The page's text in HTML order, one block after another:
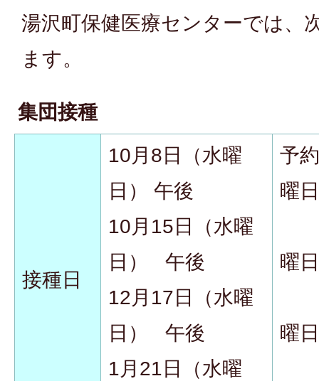
湯沢町保健医療センターでは、
ます。
集団接種
接種日
10月8日（水曜
日） 午後
10月15日（水曜
日） 午後
12月17日（水曜
日） 午後
1月21日（水曜
予
曜
曜
曜